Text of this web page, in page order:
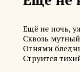
Ещё не ночь,
Сквозь
Огнями
Струится